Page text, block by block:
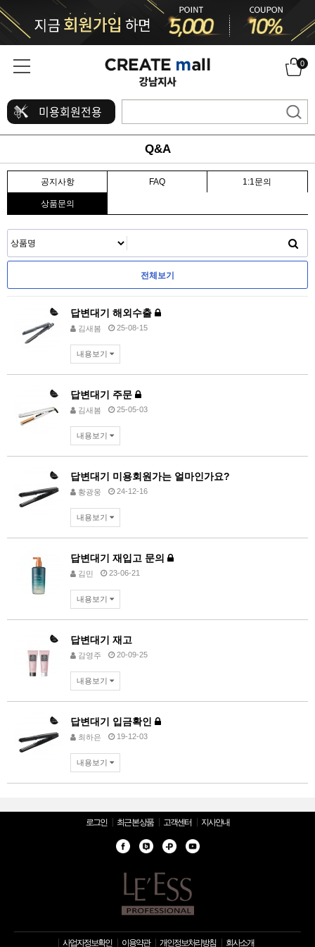
0
미용회원전용
Q&A
공지사항 FAQ 1:1문의
상품문의
전체보기
답변대기 해외수출
김새봄 25-08-15
내용보기
답변대기 주문
김새봄 25-05-03
내용보기
답변대기 미용회원가는 얼마인가요?
황광웅 24-12-16
내용보기
답변대기 재입고 문의
김민 23-06-21
내용보기
답변대기 재고
감영주 20-09-25
내용보기
답변대기 입금확인
최하은 19-12-03
내용보기
로그인 최근 본 상품 고객센터 지사안내
사업자정보확인 이용약관 개인정보처리방침 회사소개